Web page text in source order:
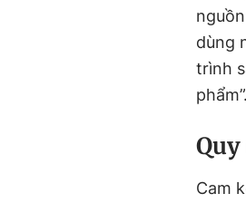
dùng
trình
phẩm”.
Cam